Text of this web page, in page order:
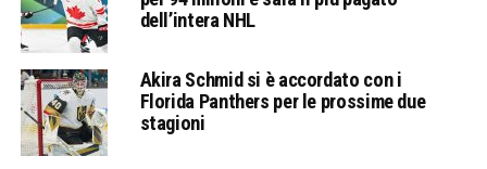
dell’intera NHL
Akira Schmid si è accordato con i
Florida Panthers per le prossime due
stagioni